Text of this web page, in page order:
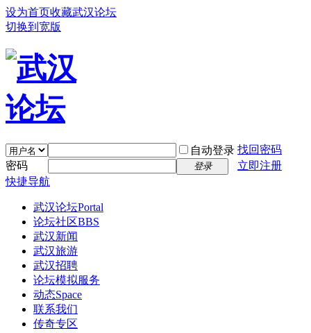
设为首页收藏武汉论坛
切换到宽版
自动登录 找回密码
密码
登录
立即注册
快捷导航
武汉论坛Portal
论坛社区BBS
武汉新闻
武汉旅游
武汉招聘
论坛模拟服务
动态Space
联系我们
传奇专区